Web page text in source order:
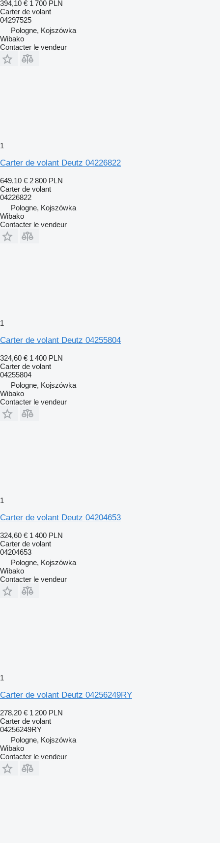
394,10 € 1 700 PLN
Carter de volant
04297525
Pologne, Kojszówka
Wibako
Contacter le vendeur
1
Carter de volant Deutz 04226822
649,10 € 2 800 PLN
Carter de volant
04226822
Pologne, Kojszówka
Wibako
Contacter le vendeur
1
Carter de volant Deutz 04255804
324,60 € 1 400 PLN
Carter de volant
04255804
Pologne, Kojszówka
Wibako
Contacter le vendeur
1
Carter de volant Deutz 04204653
324,60 € 1 400 PLN
Carter de volant
04204653
Pologne, Kojszówka
Wibako
Contacter le vendeur
1
Carter de volant Deutz 04256249RY
278,20 € 1 200 PLN
Carter de volant
04256249RY
Pologne, Kojszówka
Wibako
Contacter le vendeur